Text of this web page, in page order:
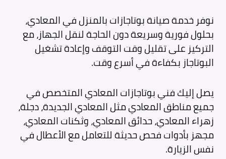
نوفر خدمة صيانة بوتاجازات بالمنزل في المعادي،
بحلول فورية وسريعة دون الحاجة لنقل الجهاز، مع
التركيز على تقليل وقت التوقف وإعادة تشغيل
البوتاجاز بكفاءة في أسرع وقت.
يصل إليك فني بوتاجازات المعادي المتخصص في
جميع مناطق المعادي مثل المعادي الجديدة، دجلة،
زهراء المعادي، حدائق المعادي، وثكنات المعادي،
مجهز بأدوات فحص حديثة للتعامل مع الأعطال في
نفس الزيارة.